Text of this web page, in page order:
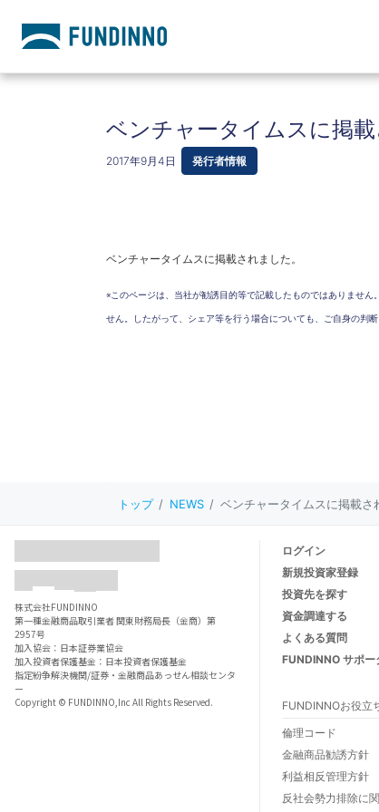
ベンチャータイムスに掲載
2017年9月4日 発行者情報
ベンチャータイムスに掲載されました。
※このページは、当社が勧誘目的等で記載したものではありませ
せん。したがって、シェア等を行う場合についても、ご自身の判
トップ NEWS ベンチャータイムスに掲載さ
株式会社FUNDINNO
第一種金融商品取引業者 関東財務局長（金商）第
2957号
加入協会：日本証券業協会
加入投資者保護基金：日本投資者保護基金
指定紛争解決機関/証券・金融商品あっせん相談センタ
ー
Copyright © FUNDINNO,Inc All Rights Reserved.
ログイン
新規投資家登録
投資先を探す
資金調達する
よくある質問
FUNDINNO サポー
FUNDINNOお役立
FUNDINNOとは
FUNDINNOご利用
数字でわかる
法人口座開設につ
倫理コード
金融商品勧誘方針
利益相反管理方針
反社会勢力排除に